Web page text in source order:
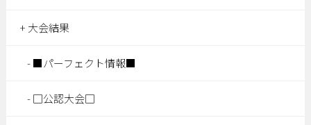
大会結果
■パーフェクト情報■
□公認大会□